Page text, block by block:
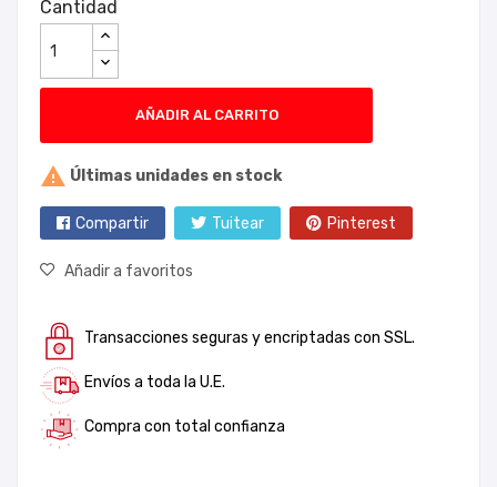
Cantidad
AÑADIR AL CARRITO
 Últimas unidades en stock
Compartir Tuitear Pinterest
Añadir a favoritos
Transacciones seguras y encriptadas con SSL.
Envíos a toda la U.E.
Compra con total confianza